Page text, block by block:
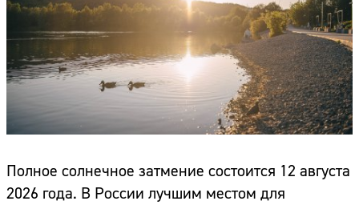
Полное солнечное затмение состоится 12 августа
2026 года. В России лучшим местом для